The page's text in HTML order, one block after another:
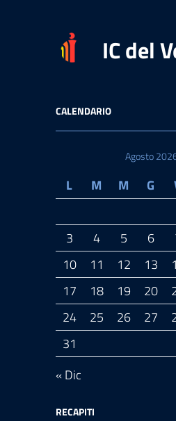
IC del
CALENDARIO
Agosto
L M M G
3
4 5 6
10
11 12 13
17
18 19 20
24
25 26 27
31
« Dic
RECAPITI